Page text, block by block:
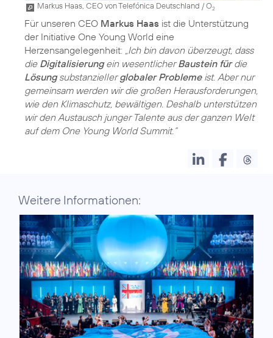
Markus Haas, CEO von Telefónica Deutschland / O2
Für unseren CEO Markus Haas ist die Unterstützung
der Initiative One Young World eine
Herzensangelegenheit: „Ich bin davon überzeugt, dass
die Digitalisierungein wesentlicherBaustein fürdie
Lösungsubstanziellerglobaler Problemeist. Aber nur
gemeinsam werden wir die großen Herausforderungen,
wie den Klimaschutz, bewältigen. Deshalb unterstützen
wir den Austausch junger Talente aus der ganzen Welt
auf dem One Young World Summit.“
Weitere Informationen: